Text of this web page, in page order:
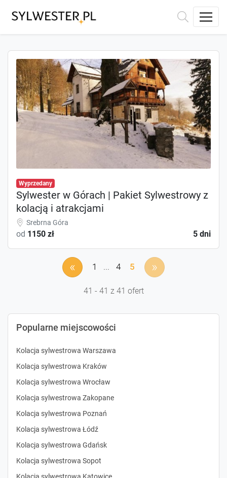
Popularne miejscowości
Kolacja sylwestrowa Warszawa
Kolacja sylwestrowa Kraków
Kolacja sylwestrowa Wrocław
Kolacja sylwestrowa Zakopane
Kolacja sylwestrowa Poznań
Kolacja sylwestrowa Łódź
Kolacja sylwestrowa Gdańsk
Kolacja sylwestrowa Sopot
Kolacja sylwestrowa Katowice
Wyprzedany
Sylwester w Górach | Pakiet Sylwestrowy z
kolacją i atrakcjami
Srebrna Góra
od 1150 zł 5 dni
« 1 ... 4 5 »
41 - 41 z 41 ofert